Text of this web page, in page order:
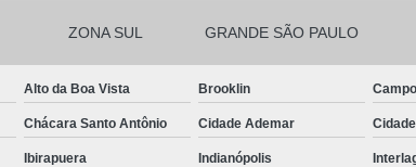
ZONA SUL GRANDE SÃO PAULO
Alto da Boa Vista Brooklin
Chácara Santo Antônio Cidade Ademar
Ibirapuera Indianópolis